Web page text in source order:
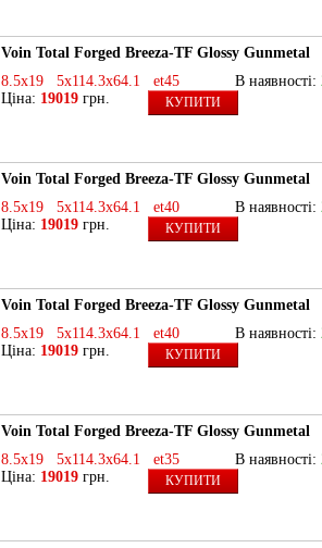
Voin Total Forged Breeza-TF Glossy Gunmetal
8.5x19 5x114.3x64.1 et45
В наявності:
Ціна: 19019 грн. КУПИТИ
Voin Total Forged Breeza-TF Glossy Gunmetal
8.5x19 5x114.3x64.1 et40
В наявності:
Ціна: 19019 грн. КУПИТИ
Voin Total Forged Breeza-TF Glossy Gunmetal
8.5x19 5x114.3x64.1 et40
В наявності:
Ціна: 19019 грн. КУПИТИ
Voin Total Forged Breeza-TF Glossy Gunmetal
8.5x19 5x114.3x64.1 et35
В наявності:
Ціна: 19019 грн. КУПИТИ